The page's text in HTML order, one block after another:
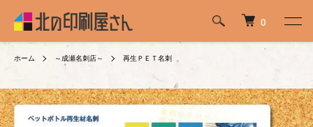
0
ホーム ～成瀬名刺店～ 再生ＰＥＴ名刺